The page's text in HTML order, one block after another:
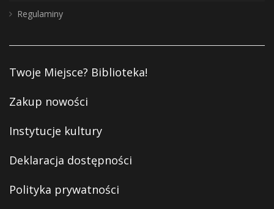
Regulaminy
Twoje Miejsce? Biblioteka!
Zakup nowości
Instytucje kultury
Deklaracja dostępności
Polityka prywatności